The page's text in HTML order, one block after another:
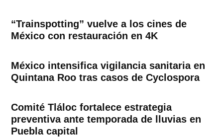
“Trainspotting” vuelve a los cines de
México con restauración en 4K
México intensifica vigilancia sanitaria en
Quintana Roo tras casos de Cyclospora
Comité Tláloc fortalece estrategia
preventiva ante temporada de lluvias en
Puebla capital